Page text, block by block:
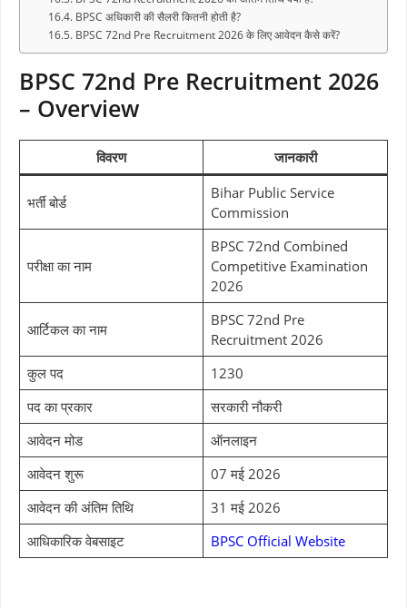
BPSC अधिकारी की सैलरी कितनी होती है?
BPSC 72nd Pre Recruitment 2026 के लिए आवेदन कैसे करें?
BPSC 72nd Pre Recruitment 2026
– Overview
विवरण जानकारी
भर्ती बोर्ड
Bihar Public Service
Commission
परीक्षा का नाम
BPSC 72nd Combined
Competitive Examination
2026
आर्टिकल का नाम
BPSC 72nd Pre
Recruitment 2026
कुल पद
1230
पद का प्रकार
सरकारी नौकरी
आवेदन मोड
ऑनलाइन
आवेदन शुरू
07 मई 2026
आवेदन की अंतिम तिथि
31 मई 2026
आधिकारिक वेबसाइट
BPSC Official Website